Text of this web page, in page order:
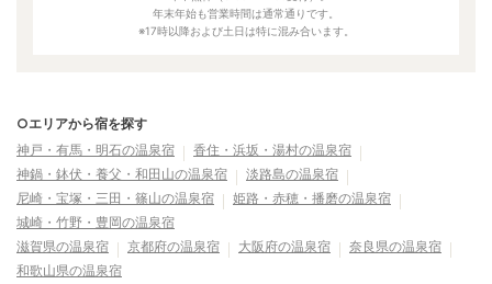
年末年始も営業時間は通常通りです。
※17時以降および土日は特に混み合います。
○エリアから宿を探す
神戸・有馬・明石の温泉宿
香住・浜坂・湯村の温泉宿
神鍋・鉢伏・養父・和田山の温泉宿
淡路島の温泉宿
尼崎・宝塚・三田・篠山の温泉宿
姫路・赤穂・播磨の温泉宿
城崎・竹野・豊岡の温泉宿
滋賀県の温泉宿
京都府の温泉宿 大阪府の温泉宿
奈良県の温泉宿
和歌山県の温泉宿